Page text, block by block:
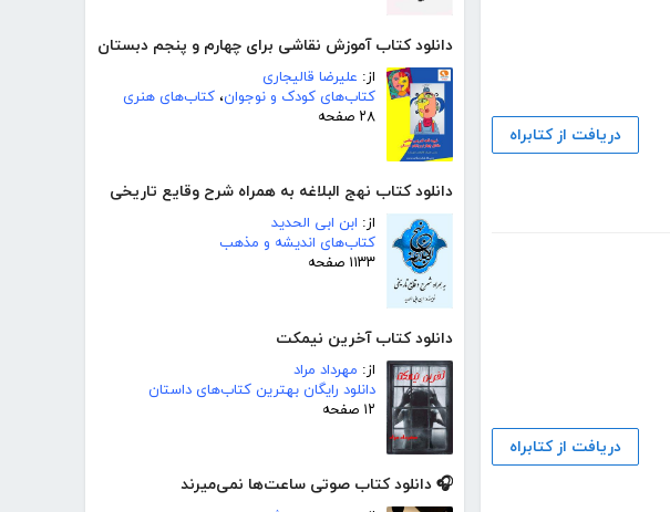
دانلود کتاب آموزش نقاشی برای چهارم و پنجم دبستان
از: علیرضا قالیجاری
کتاب‌های کودک و نوجوان، کتاب‌های هنری
۲۸ صفحه
دانلود کتاب نهج البلاغه به همراه شرح وقایع تاریخی
از: ابن ابی الحدید
کتاب‌های اندیشه و مذهب
۱۱۳۳ صفحه
دانلود کتاب آخرین نیمکت
از: مهرداد مراد
دانلود رایگان بهترین کتاب‌های داستان
۱۲ صفحه
🎧 دانلود کتاب صوتی ساعت‌ها نمی‌میرند
دریافت از کتابراه
دریافت از کتابراه